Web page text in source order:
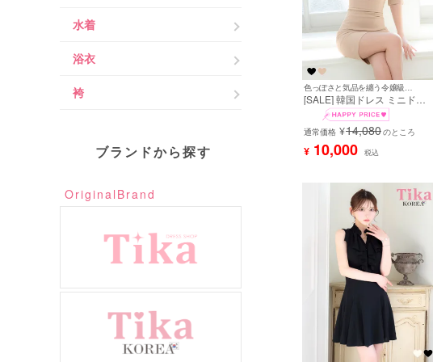
水着
浴衣
袴
ブランドから探す
OriginalBrand
[SALE] 韓国ドレス ミニドレ
ス タイト 袖あり パフスリー
ブ スクエアネック ゴールドチ
ェーン フロントボタン ストレ
ッチ ラップ モカベージュ キ
ャバドレス (uka着用) [tk-
通常価格 ¥14,080のところ
¥ 10,000 税込